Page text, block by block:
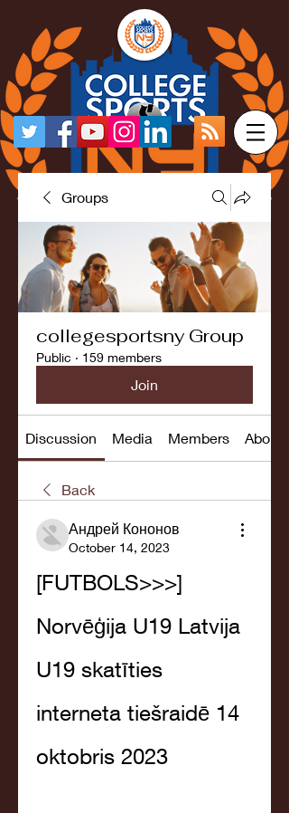
Groups
collegesportsny Group
Public · 159 members
Join
Discussion Media Members About
Back
Андрей Кононов
October 14, 2023
[FUTBOLS>>>]
Norvēģija U19 Latvija
U19 skatīties
interneta tiešraidē 14
oktobris 2023